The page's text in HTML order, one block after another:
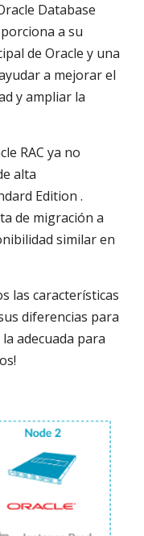
Database
a su
de Oracle y una
a mejorar el
y ampliar la
RAC ya no
alta
Edition .
de migración a
similar en
las características
diferencias para
adecuada para